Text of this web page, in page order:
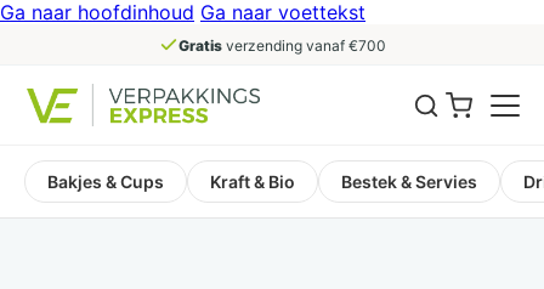
Ga naar hoofdinhoud Ga naar voettekst
Gratisverzending vanaf €700
Bakjes & Cups Kraft & Bio Bestek & Servies